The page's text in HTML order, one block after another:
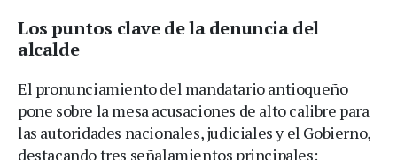
Los puntos clave de la denuncia del
alcalde
El pronunciamiento del mandatario antioqueño
pone sobre la mesa acusaciones de alto calibre para
las autoridades nacionales, judiciales y el Gobierno,
destacando tres señalamientos principales: